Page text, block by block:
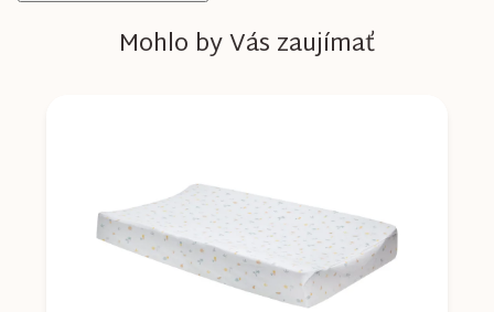
Mohlo by Vás zaujímať